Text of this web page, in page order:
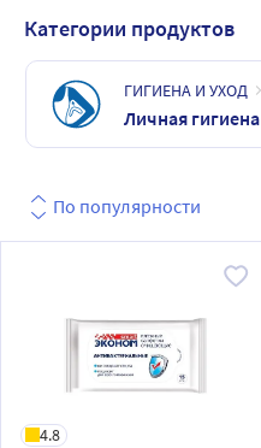
Категории продуктов
ГИГИЕНА И УХОД
Личная гигиена
По популярности
4.8